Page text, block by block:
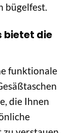
bügelfest.
bietet die
funktionale
die Ihnen